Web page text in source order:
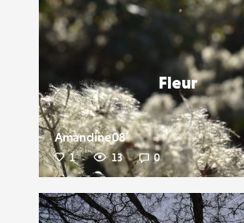
Fleur
Amandine08
1 13 0